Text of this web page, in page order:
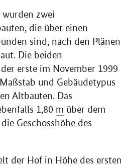
zwei
die über einen
sind, nach den Plänen
Die beiden
erste im November 1999
und Gebäudetypus
Altbauten. Das
1,80 m über dem
Geschosshöhe des
der Hof in Höhe des